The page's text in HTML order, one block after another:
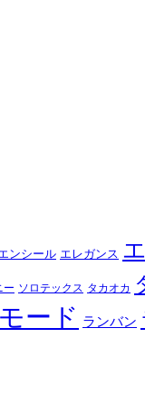
ンシール エレガンス
ー ソロテックス タカオカ
ード ランバン